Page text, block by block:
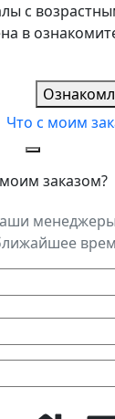
в
Что с моим
заказом?